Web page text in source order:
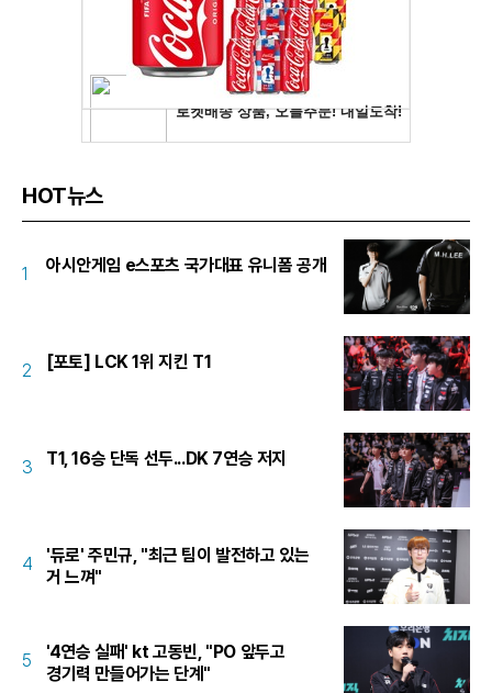
HOT뉴스
1 아시안게임 e스포츠 국가대표 유니폼 공개
2 [포토] LCK 1위 지킨 T1
3 T1, 16승 단독 선두...DK 7연승 저지
4
'듀로' 주민규, "최근 팀이 발전하고 있는
거 느껴"
5
'4연승 실패' kt 고동빈, "PO 앞두고
경기력 만들어가는 단계"